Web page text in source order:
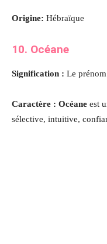
Origine: Hébraïque
10. Océane
Signification : Le prénom
Caractère : Océane est
sélective, intuitive,